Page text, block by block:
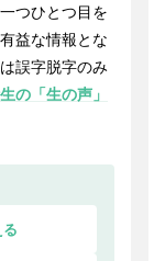
つひとつ目を
益な情報とな
誤字脱字のみ
の「生の声」